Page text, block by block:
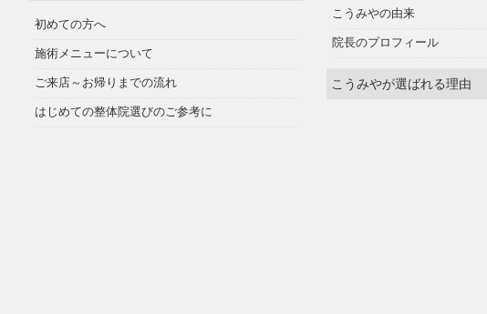
初めての方へ
施術メニューについて
ご来店～お帰りまでの流れ
はじめての整体院選びのご参考に
こうみやの由来
院長のプロフィール
こうみやが選ばれる理由